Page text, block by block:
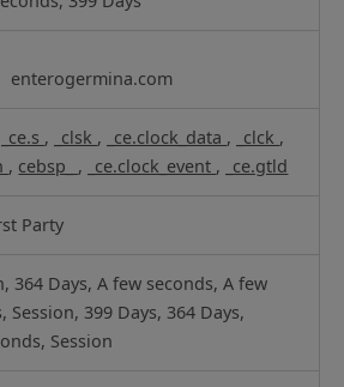
enterogermina.com
_ce.s , _clsk , _ce.clock_data , _clck ,
, cebsp_ , _ce.clock_event , _ce.gtld
Party
364 Days, A few seconds, A few
Session, 399 Days, 364 Days,
Session